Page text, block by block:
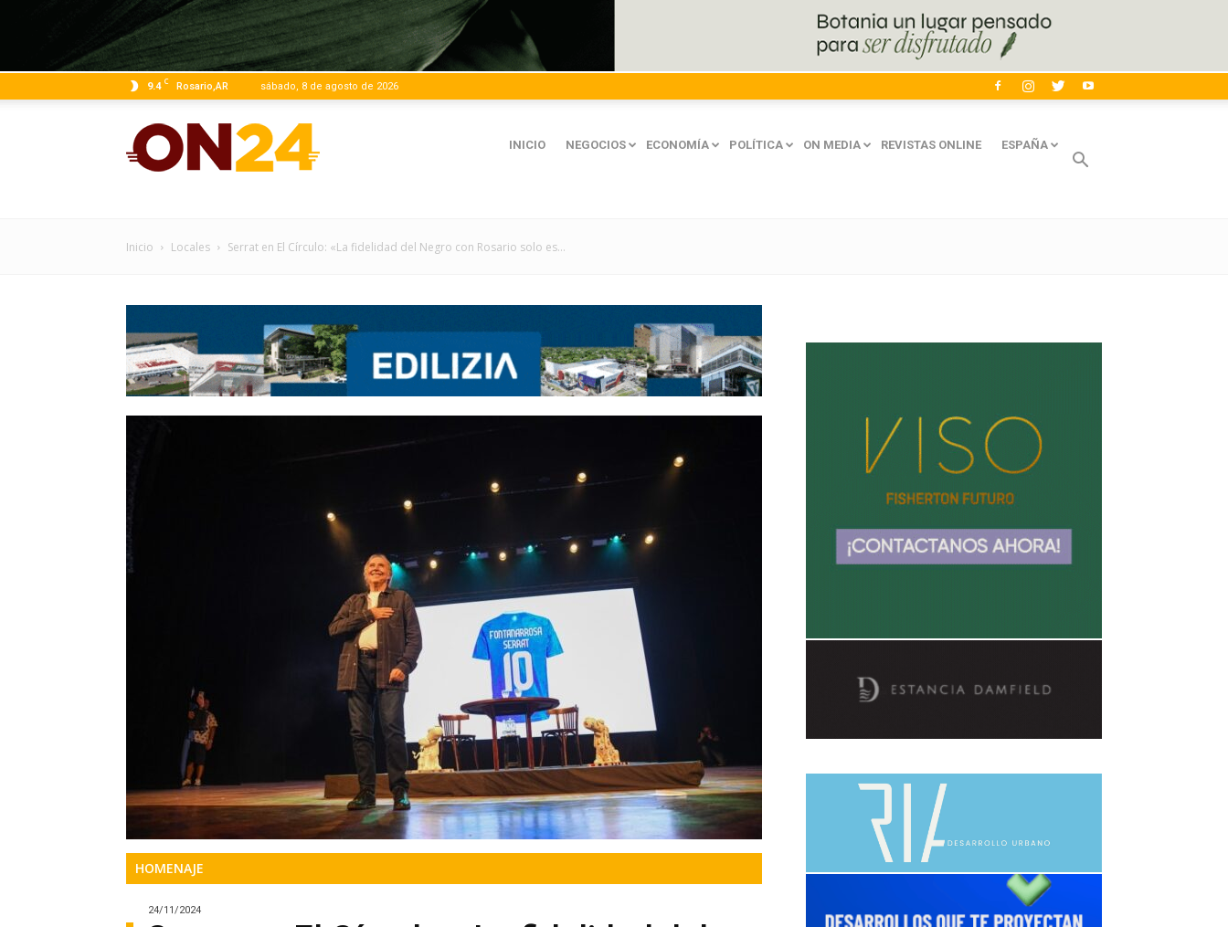
9.4 C Rosario,AR sábado, 8 de agosto de 2026
|
en
serio
INICIO NEGOCIOS ECONOMÍA POLÍTICA ON MEDIA REVISTAS ONLINE ESPAÑA
Inicio Locales Serrat en El Círculo: «La fidelidad del Negro con Rosario solo es...
HOMENAJE